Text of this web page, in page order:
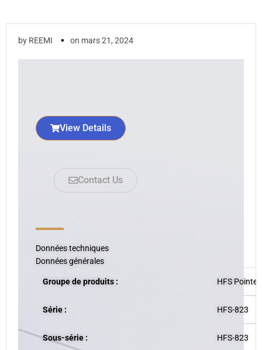
by REEMI ▪ on mars 21, 2024
View Details
Contact Us
Données techniques
Données générales
Groupe de produits : HFS
Série : HFS-823
Sous-série : HFS-823